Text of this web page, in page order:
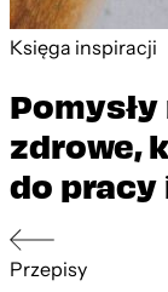
Księga inspiracji
zdrowe,
do pracy
Przepisy